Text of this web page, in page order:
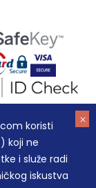
koristi
koji ne
i služe radi
iskustva
BEOGRAD
20337524